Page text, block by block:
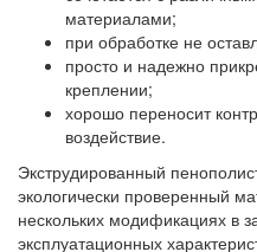
материалами;
при обработке не
просто и надежно
креплении;
хорошо переносит
воздействие.
Экструдированный
экологически проверенный
нескольких модификациях в
эксплуатационных